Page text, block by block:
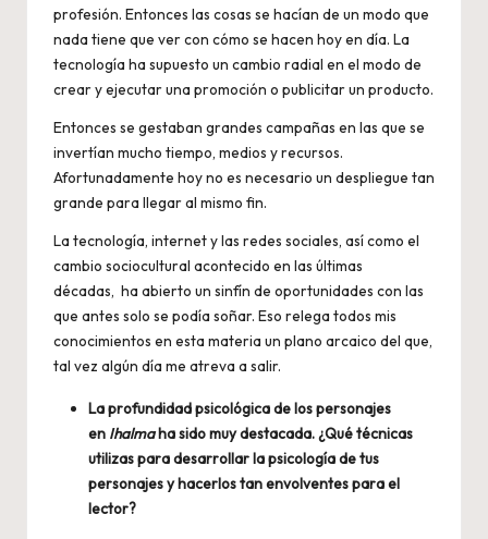
profesión. Entonces las cosas se hacían de un modo que
nada tiene que ver con cómo se hacen hoy en día. La
tecnología ha supuesto un cambio radial en el modo de
crear y ejecutar una promoción o publicitar un producto.
Entonces se gestaban grandes campañas en las que se
invertían mucho tiempo, medios y recursos.
Afortunadamente hoy no es necesario un despliegue tan
grande para llegar al mismo fin.
La tecnología, internet y las redes sociales, así como el
cambio sociocultural acontecido en las últimas
décadas, ha abierto un sinfín de oportunidades con las
que antes solo se podía soñar. Eso relega todos mis
conocimientos en esta materia un plano arcaico del que,
tal vez algún día me atreva a salir.
La profundidad psicológica de los personajes
en Ihalmaha sido muy destacada. ¿Qué técnicas
utilizas para desarrollar la psicología de tus
personajes y hacerlos tan envolventes para el
lector?